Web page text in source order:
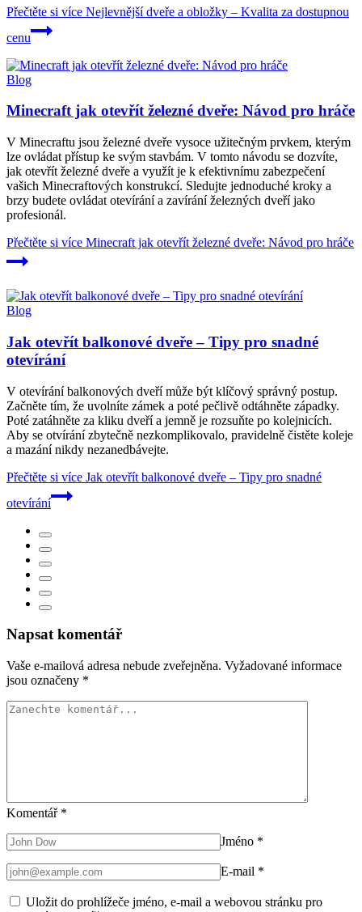
Přečtěte si více Nejlevnější dveře a obložky – Kvalita za dostupnou
cenu
Blog
Minecraft jak otevřít železné dveře: Návod pro hráče
V Minecraftu jsou železné dveře vysoce užitečným prvkem, kterým
lze ovládat přístup ke svým stavbám. V tomto návodu se dozvíte,
jak otevřít železné dveře a využít je k efektivnímu zabezpečení
vašich Minecraftových konstrukcí. Sledujte jednoduché kroky a
brzy budete ovládat otevírání a zavírání železných dveří jako
profesionál.
Přečtěte si více Minecraft jak otevřít železné dveře: Návod pro hráče
Blog
Jak otevřít balkonové dveře – Tipy pro snadné
otevírání
V otevírání balkonových dveří může být klíčový správný postup.
Začněte tím, že uvolníte zámek a poté pečlivě odtáhněte západky.
Poté zatáhněte za kliku dveří a jemně je rozsuňte po kolejnicích.
Aby se otvírání zbytečně nezkomplikovalo, pravidelně čistěte koleje
a mazání nikdy nezanedbávejte.
Přečtěte si více Jak otevřít balkonové dveře – Tipy pro snadné
otevírání
Napsat komentář
Vaše e-mailová adresa nebude zveřejněna. Vyžadované informace
jsou označeny *
Komentář *
Jméno *
E-mail *
Uložit do prohlížeče jméno, e-mail a webovou stránku pro